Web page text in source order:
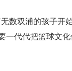
数双浦的孩子开
一代代把篮球文化